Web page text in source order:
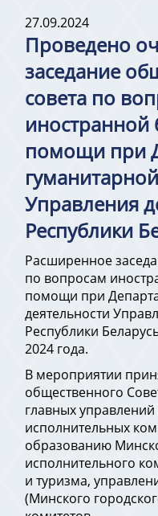
27.09.2024
Проведено
заседание
совета по
иностранной
помощи при
Управления
Республики
Расширенное
по вопросам
помощи при
деятельности
Республики
2024 года.
В мероприятии
общественного
главных
исполнительных
образованию
исполнительного
и туризма,
(Минского